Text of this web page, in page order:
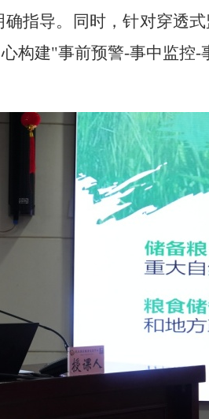
指导。同时，针对穿透
构建"事前预警-事中监控-